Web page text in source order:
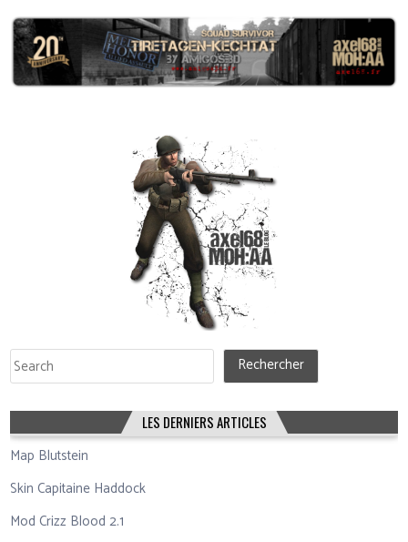
Rechercher Rechercher
LES DERNIERS ARTICLES
Map Blutstein
Skin Capitaine Haddock
Mod Crizz Blood 2.1